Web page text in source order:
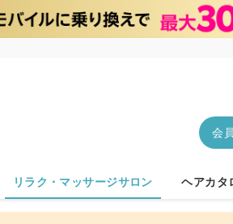
会
リラク・マッサージサロン ヘアカタ